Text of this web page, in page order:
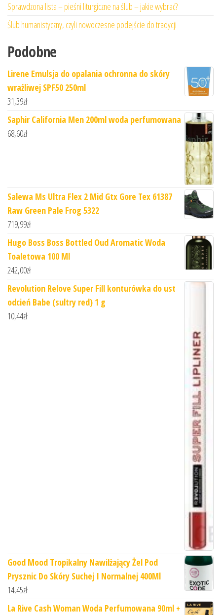
Sprawdzona lista – pieśni liturgiczne na ślub – jakie wybrać?
Ślub humanistyczny, czyli nowoczesne podejście do tradycji
Podobne
Lirene Emulsja do opalania ochronna do skóry
wrażliwej SPF50 250ml
31,39zł
Saphir California Men 200ml woda perfumowana
68,60zł
Salewa Ms Ultra Flex 2 Mid Gtx Gore Tex 61387
Raw Green Pale Frog 5322
719,99zł
Hugo Boss Boss Bottled Oud Aromatic Woda
Toaletowa 100 Ml
242,00zł
Revolution Relove Super Fill konturówka do ust
odcień Babe (sultry red) 1 g
10,44zł
Good Mood Tropikalny Nawilżający Żel Pod
Prysznic Do Skóry Suchej I Normalnej 400Ml
14,45zł
La Rive Cash Woman Woda Perfumowana 90ml +